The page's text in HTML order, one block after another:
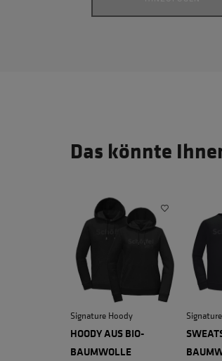
Das könnte
Signature Hoody
HOODY AUS BIO-
BAUMWOLLE